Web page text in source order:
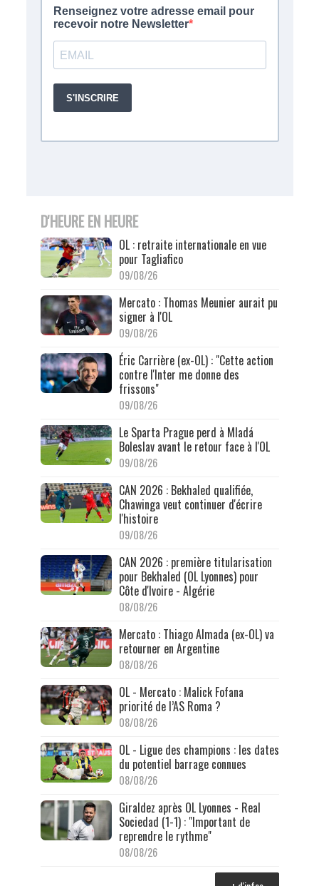
D'HEURE EN HEURE
OL : retraite internationale en vue
pour Tagliafico
09/08/26
Mercato : Thomas Meunier aurait pu
signer à l'OL
09/08/26
Éric Carrière (ex-OL) : "Cette action
contre l'Inter me donne des
frissons"
09/08/26
Le Sparta Prague perd à Mladá
Boleslav avant le retour face à l'OL
09/08/26
CAN 2026 : Bekhaled qualifiée,
Chawinga veut continuer d'écrire
l'histoire
09/08/26
CAN 2026 : première titularisation
pour Bekhaled (OL Lyonnes) pour
Côte d'Ivoire - Algérie
08/08/26
Mercato : Thiago Almada (ex-OL) va
retourner en Argentine
08/08/26
OL - Mercato : Malick Fofana
priorité de l’AS Roma ?
08/08/26
OL - Ligue des champions : les dates
du potentiel barrage connues
08/08/26
Giraldez après OL Lyonnes - Real
Sociedad (1-1) : "Important de
reprendre le rythme"
08/08/26